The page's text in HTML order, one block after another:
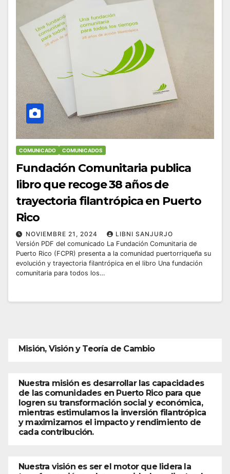
COMUNICADO COMUNICADOS
Fundación Comunitaria publica
libro que recoge 38 años de
trayectoria filantrópica en Puerto
Rico
NOVIEMBRE 21, 2024
LIBNI SANJURJO
Versión PDF del comunicado La Fundación Comunitaria de
Puerto Rico (FCPR) presenta a la comunidad puertorriqueña su
evolución y trayectoria filantrópica en el libro Una fundación
comunitaria para todos los…
Misión, Visión y Teoría de Cambio
Nuestra misión es desarrollar las capacidades
de las comunidades en Puerto Rico para que
logren su transformación social y económica,
mientras estimulamos la inversión filantrópica
y maximizamos el impacto y rendimiento de
cada contribución.
Nuestra visión es ser el motor que lidera la